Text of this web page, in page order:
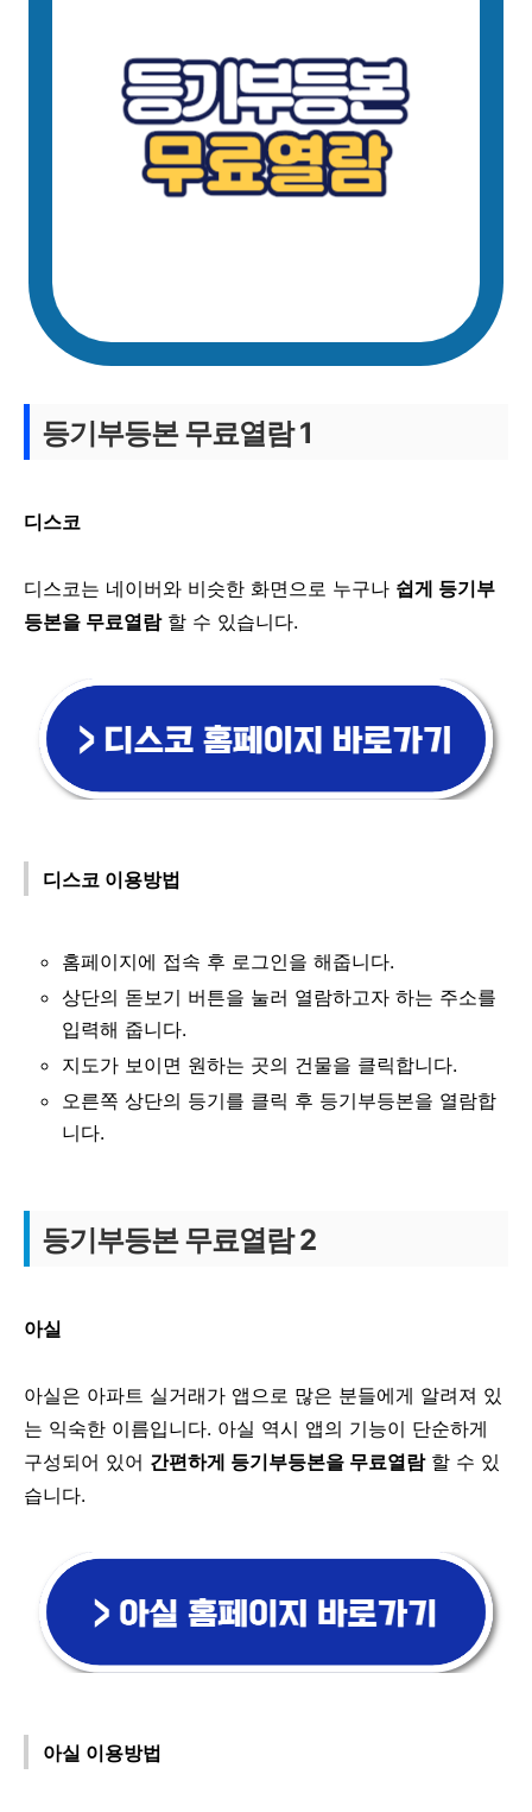
등기부등본 무료열람 1
디스코
디스코는 네이버와 비슷한 화면으로 누구나 쉽게 등기부
등본을 무료열람할 수 있습니다.
디스코 이용방법
홈페이지에 접속 후 로그인을 해줍니다.
상단의 돋보기 버튼을 눌러 열람하고자 하는 주소를
입력해 줍니다.
지도가 보이면 원하는 곳의 건물을 클릭합니다.
오른쪽 상단의 등기를 클릭 후 등기부등본을 열람합
니다.
등기부등본 무료열람 2
아실
아실은 아파트 실거래가 앱으로 많은 분들에게 알려져 있
는 익숙한 이름입니다. 아실 역시 앱의 기능이 단순하게
구성되어 있어 간편하게 등기부등본을 무료열람할 수 있
습니다.
아실 이용방법